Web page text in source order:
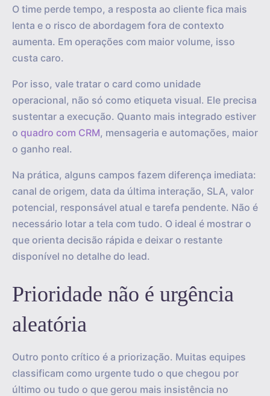
O time perde tempo, a resposta ao cliente fica mais
lenta e o risco de abordagem fora de contexto
aumenta. Em operações com maior volume, isso
custa caro.
Por isso, vale tratar o card como unidade
operacional, não só como etiqueta visual. Ele precisa
sustentar a execução. Quanto mais integrado estiver
o quadro com CRM, mensageria e automações, maior
o ganho real.
Na prática, alguns campos fazem diferença imediata:
canal de origem, data da última interação, SLA, valor
potencial, responsável atual e tarefa pendente. Não é
necessário lotar a tela com tudo. O ideal é mostrar o
que orienta decisão rápida e deixar o restante
disponível no detalhe do lead.
Prioridade não é urgência
aleatória
Outro ponto crítico é a priorização. Muitas equipes
classificam como urgente tudo o que chegou por
último ou tudo o que gerou mais insistência no